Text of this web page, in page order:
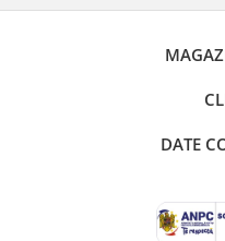
DATE